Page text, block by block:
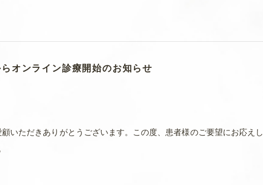
オンライン診療開始のお知らせ
いただきありがとうございます。この度、患者様のご要望にお応えし